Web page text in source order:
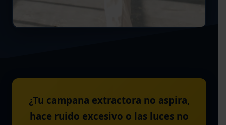
¿Tu campana extractora no aspira,
hace ruido excesivo o las luces no